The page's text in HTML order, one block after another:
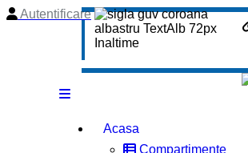
Autentificare
Acasa
Compartimente